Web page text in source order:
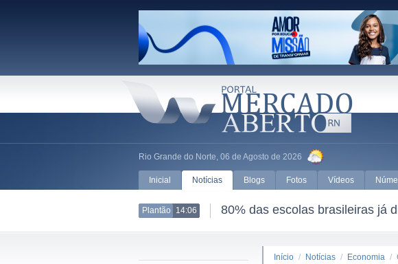
Rio Grande do Norte, 06 de Agosto de 2026
Inicial Notícias Blogs Fotos Vídeos
Plantão 14:06 80% das escolas brasileiras já
Início / Notícias / Economia /